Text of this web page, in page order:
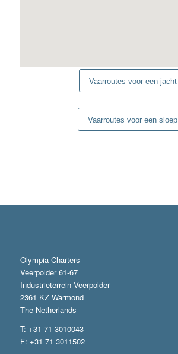
Vaarroutes voor een jacht
Vaarroutes voor een sloep
Olympia Charters
Veerpolder 61-67
Industrieterrein Veerpolder
2361 KZ Warmond
The Netherlands
T: +31 71 3010043
F: +31 71 3011502